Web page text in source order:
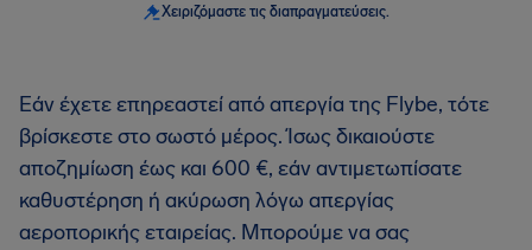
Χειριζόμαστε τις διαπραγματεύσεις.
Εάν έχετε επηρεαστεί από απεργία της Flybe, τότε
βρίσκεστε στο σωστό μέρος. Ίσως δικαιούστε
αποζημίωση έως και 600 €, εάν αντιμετωπίσατε
καθυστέρηση ή ακύρωση λόγω απεργίας
αεροπορικής εταιρείας. Μπορούμε να σας